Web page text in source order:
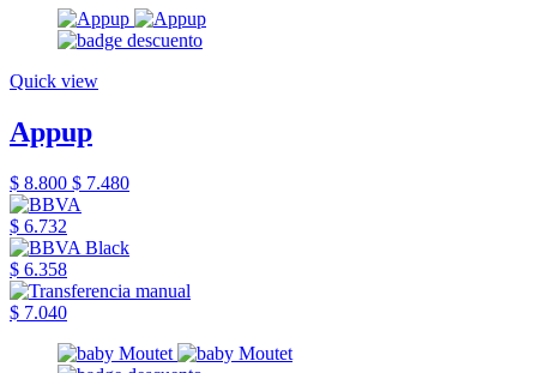
Quick view
Appup
$ 8.800 $ 7.480
$ 6.732
$ 6.358
$ 7.040